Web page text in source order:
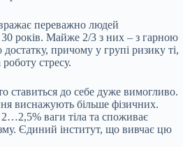
переважно людей
30 років. Майже 2/3 з них – з гарною
достатку, причому у групі ризику ті,
стресу.
ставиться до себе дуже вимогливо.
виснажують більше фізичних.
ваги тіла та споживає
Єдиний інститут, що вивчає цю